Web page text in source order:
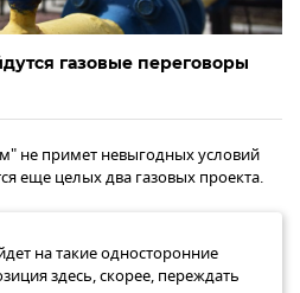
газовые переговоры
не примет невыгодных условий
еще целых два газовых проекта.
на такие односторонние
здесь, скорее, переждать